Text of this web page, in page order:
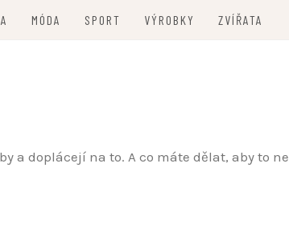
MÓDA SPORT VÝROBKY ZVÍŘATA
a doplácejí na to. A co máte dělat, aby to